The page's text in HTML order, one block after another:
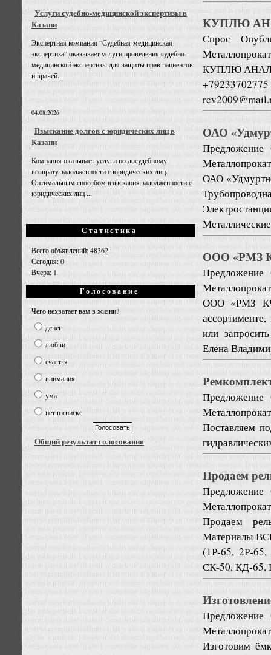
Услуги судебно-медицинской экспертизы в
Казани
Экспертная компания “Судебная-медицинская
экспертиза” оказывает услуги проведения судебно-
медицинской экспертизы для защиты прав пациентов
и врачей...
04.08.2026
Взыскание долгов с юридических лиц в
Казани
Компания оказывает услуги по досудебному
возврату задолженности с юридических лиц.
Оптимальным способом взыскания задолженности с
юридических лиц ...
Статистика
Всего объявлений: 48362
Сегодня: 0
Вчера: 1
Голосование
Чего нехватает вам в жизни?
денег
любви
счастья
внимания
ума
нет в списке
Общий результат голосования
КУПЛЮ
Спрос
КУПЛЮ
+79233702775
ОАО
Предложение
ОАО
ООО «РМЗ
Предложение
ООО «РМЗ
или
Елена
Предложение
Поставляем
Продаем
Предложение
Продаем
Материалы
(1Р-65, 2Р-
СК-50, КД-65,
Предложение
Изготовим